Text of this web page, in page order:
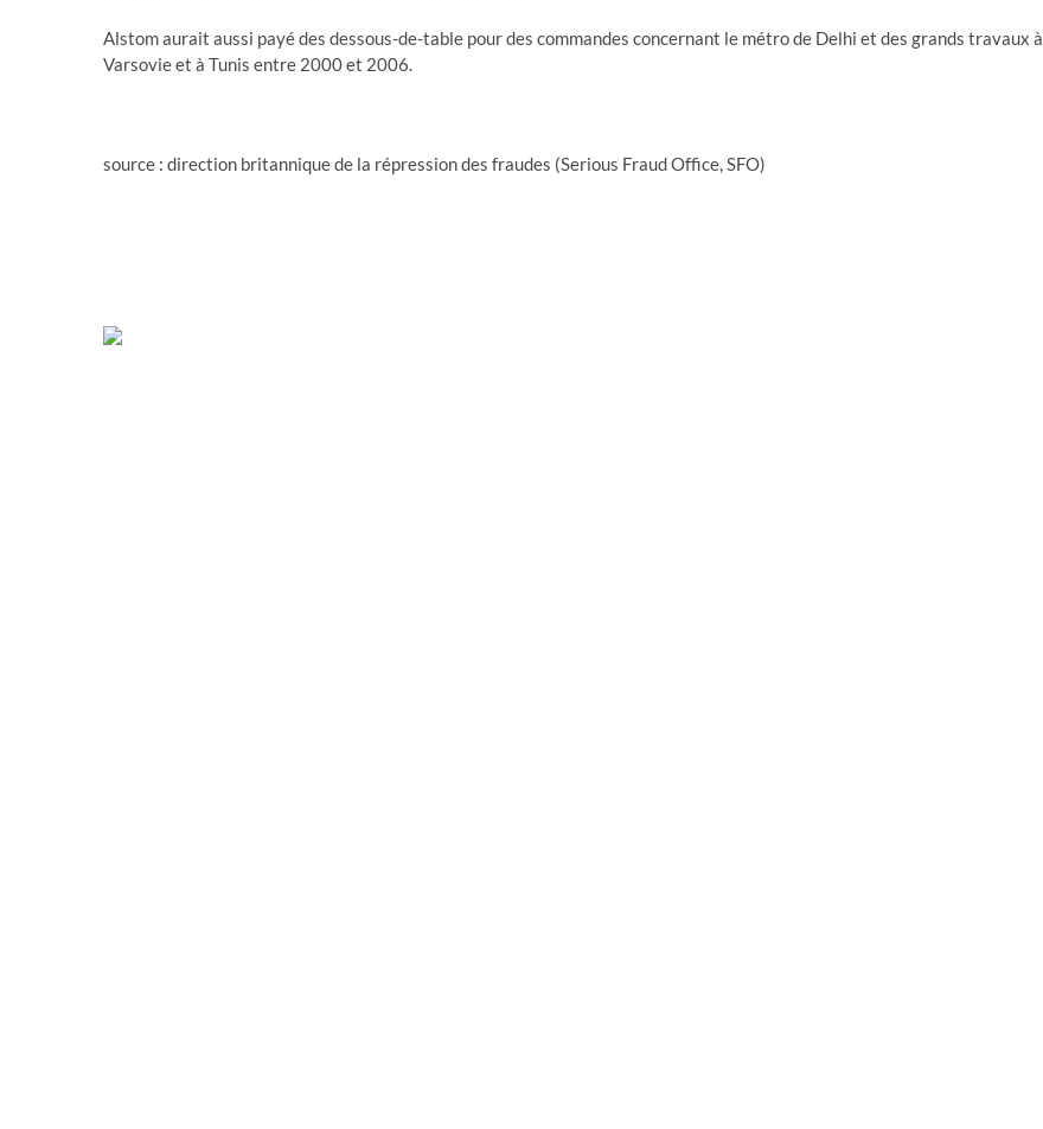
Alstom aurait aussi payé des dessous-de-table pour des commandes concernant le métro de Delhi et des grands travaux à
Varsovie et à Tunis entre 2000 et 2006.
source : direction britannique de la répression des fraudes (Serious Fraud Office, SFO)